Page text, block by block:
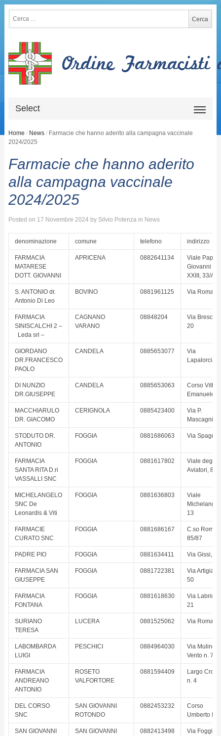
Select
Home / News / Farmacie che hanno aderito alla campagna vaccinale
2024/2025
Farmacie che hanno aderito
alla campagna vaccinale
2024/2025
Posted on 17 Novembre 2024by Silvio Potenzain News
denominazione comune telefono indirizzo
FARMACIA
MATARESE
DOTT. GIOVANNI
APRICENA 0882641134
Viale Papa
Giovanni
XXIII, 33/A
S. ANTONIO dr.
Antonio Di Leo
BOVINO 0881961125 Via Roma,
FARMACIA
SINISCALCHI 2 –
Leda srl –
CAGNANO
VARANO
08848204
Via Brescia,
20
GIORDANO
DR.FRANCESCO
PAOLO
CANDELA 0885653077
Via
Lapalorcia,
DI NUNZIO
DR.GIUSEPPE
CANDELA 0885653063
Corso
Emanuele,
MACCHIARULO
DR. GIACOMO
CERIGNOLA 0885423400
Via P.
Mascagni, 7
STODUTO DR.
ANTONIO
FOGGIA 0881686063 Via Spagna,
FARMACIA
SANTA RITA D.ri
VASSALLI SNC
FOGGIA 0881617802
Viale degli
Aviatori, 88
MICHELANGELO
SNC De
Leonardis & Viti
FOGGIA 0881636803
Viale
13
FARMACIE
CURATO SNC
FOGGIA 0881686167
C.so Roma,
85/87
PADRE PIO FOGGIA 0881634411 Via Gissi, 53
FARMACIA SAN
GIUSEPPE
FOGGIA 0881722381
Via Artigiani
50
FARMACIA
FONTANA
FOGGIA 0881618630
Via Labriola,
21
SURIANO
TERESA
LUCERA 0881525062 Via Roma,
LABOMBARDA
LUIGI
PESCHICI 0884964030
Via Mulino a
Vento n. 7
FARMACIA
ANDREANO
ANTONIO
ROSETO
VALFORTORE
0881594409
Largo Croce
n. 4
DEL CORSO
SNC
SAN GIOVANNI
ROTONDO
0882453232
Corso
Umberto I,
SAN GIOVANNI
SAN GIOVANNI
0882413498
Via Foggia,